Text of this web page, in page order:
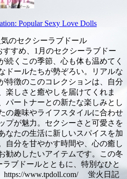
Popular Sexy Love Dolls
のセクシーラブドール
すすめ、1月のセクシーラブドー
続くこの季節、心も体も温めてく
ドールたちが勢ぞろい。リアルな
特徴のこのコレクションは、自分
楽しさと癒やしを届けてくれま
パートナーとの新たな楽しみとし
の趣味やライフスタイルに合わせ
プが魅力。セクシーさと可愛さを
なたの生活に新しいスパイスを加
自分を甘やかす時間や、心の癒し
勧めしたいアイテムです。この冬
ブドールとともに、特別なひと
www.tpdoll.com/ 蛍火日記